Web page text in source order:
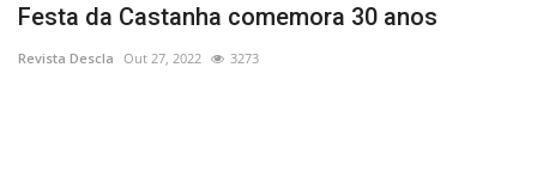
Festa da Castanha comemora 30 anos
Revista Descla Out 27, 2022 3273